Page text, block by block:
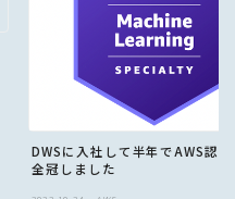
DWSに入社して半年でAWS認
全冠しました